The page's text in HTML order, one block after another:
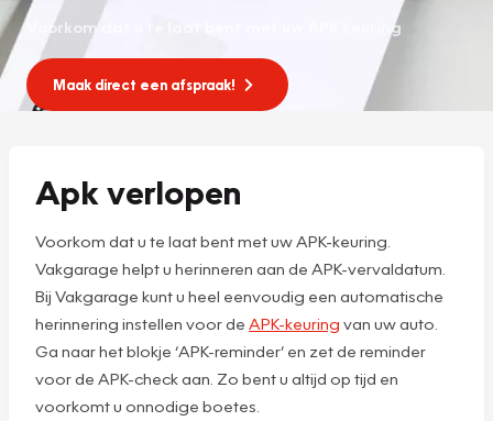
Voorkom dat u te laat bent met uw APK keuring
Maak direct een afspraak!
Apk verlopen
Voorkom dat u te laat bent met uw APK-keuring.
Vakgarage helpt u herinneren aan de APK-vervaldatum.
Bij Vakgarage kunt u heel eenvoudig een automatische
herinnering instellen voor de APK-keuring van uw auto.
Ga naar het blokje ‘APK-reminder’ en zet de reminder
voor de APK-check aan. Zo bent u altijd op tijd en
voorkomt u onnodige boetes.